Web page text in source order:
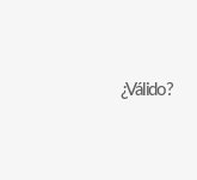
¿Válido?